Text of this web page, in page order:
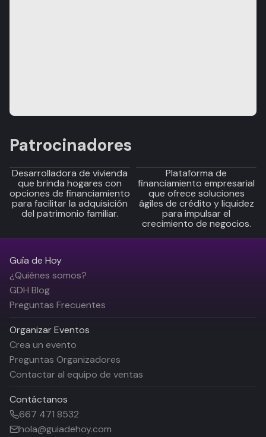
Patrocinadores
Desarrolladora de vivienda
que brinda hogares con
opciones de financiamiento
para facilitar la adquisición
del patrimonio familiar.
Plataforma de
financiamiento empresarial
que ofrece soluciones
ágiles de crédito y liquidez
para impulsar el
crecimiento de negocios.
Guía de Hoy
¿Quiénes somos?
GDH Blog
Preguntas Frecuentes
Organizar Eventos
Crea un evento
Preguntas Organizadores
Contactar al equipo de ventas
Contáctanos
667 471 8532
hola@guiadehoy.com